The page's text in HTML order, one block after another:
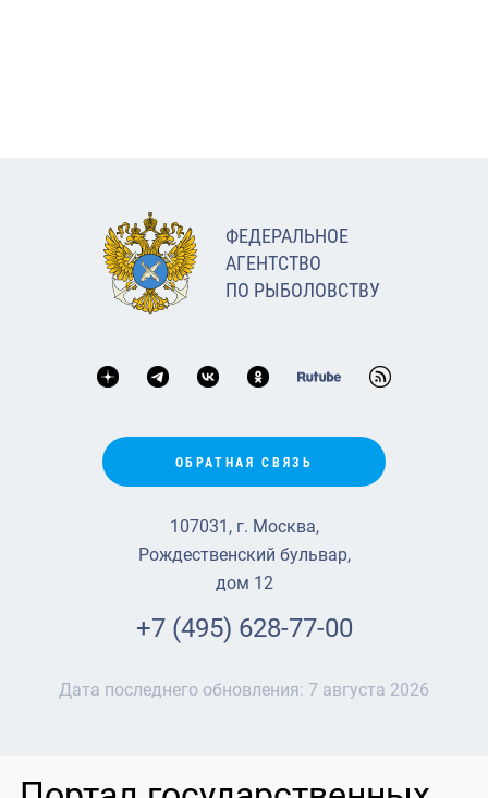
ФЕДЕРАЛЬНОЕ
АГЕНТСТВО
ПО РЫБОЛОВСТВУ
ОБРАТНАЯ СВЯЗЬ
107031, г. Москва,
Рождественский бульвар,
дом 12
+7 (495) 628-77-00
Дата последнего обновления: 7 августа 2026